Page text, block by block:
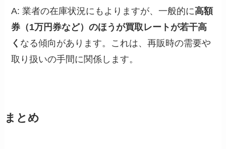
A: 業者の在庫状況にもよりますが、一般的に高額
券（1万円券など）のほうが買取レートが若干高
く なる傾向があります。これは、再販時の需要や
取り扱いの手間に関係します。
まとめ